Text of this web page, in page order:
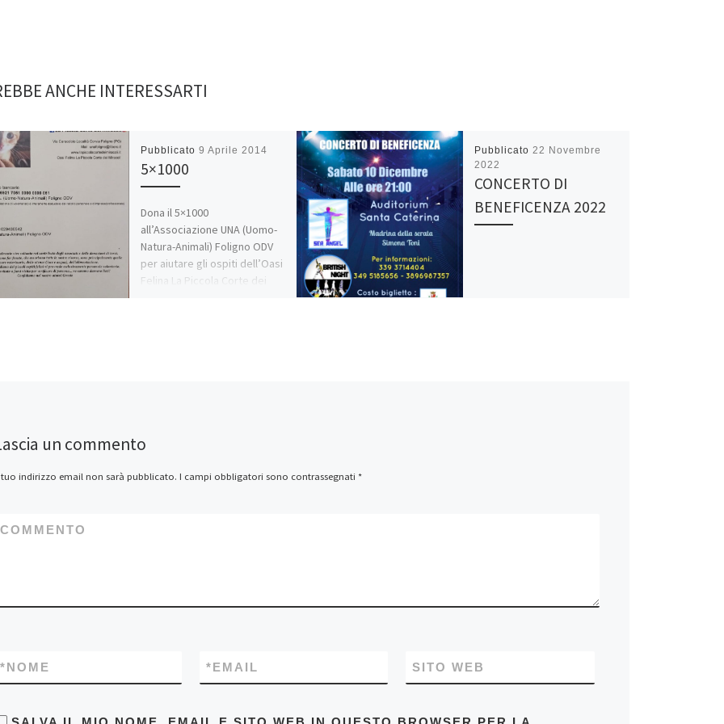
ANCHE INTERESSARTI
Pubblicato9 Aprile 2014
5×1000
Dona il 5×1000
all’Associazione UNA (Uomo-
Natura-Animali) Foligno ODV
per aiutare gli ospiti dell’Oasi
Felina La Piccola Corte dei
Pubblicato 22 Novembre
2022
CONCERTO DI
BENEFICENZA 2022
un commento
indirizzo email non sarà pubblicato. I campi obbligatori sono contrassegnati *
COMMENTO
NOME
* EMAIL
* SITO WEB